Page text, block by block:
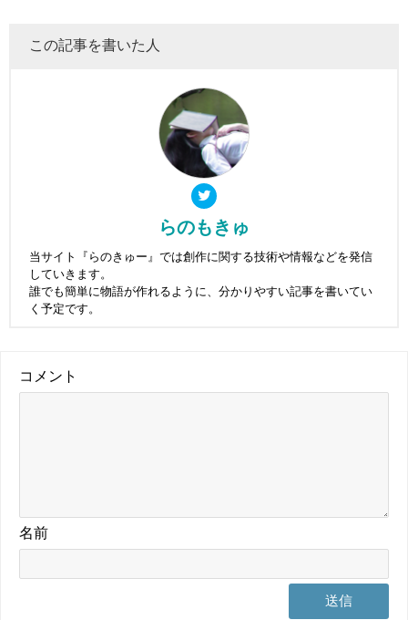
この記事を書いた人
らのもきゅ
当サイト『らのきゅー』では創作に関する技術や情報などを発信
していきます。
誰でも簡単に物語が作れるように、分かりやすい記事を書いてい
く予定です。
コメント
名前